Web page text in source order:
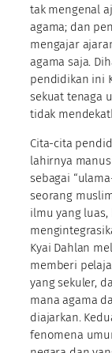
tak mengenal
agama; dan
mengajar
agama saja.
pendidikan ini
sekuat tenaga
tidak
Cita-cita
lahirnya
sebagai
seorang
ilmu yang
Kyai Dahlan
memberi
yang sekuler,
mana agama
diajarkan.
fenomena